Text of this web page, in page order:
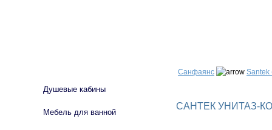
Санфаянс Santek
САНТЕК УНИТАЗ-
Душевые кабины
Мебель для ванной